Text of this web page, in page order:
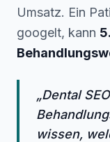
Umsatz. Ein
googelt, kann
„Dental
wissen,